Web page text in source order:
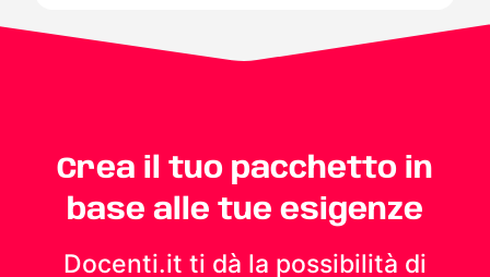
Crea il tuo pacchetto in
base alle tue esigenze
Docenti.it ti dà la possibilità di